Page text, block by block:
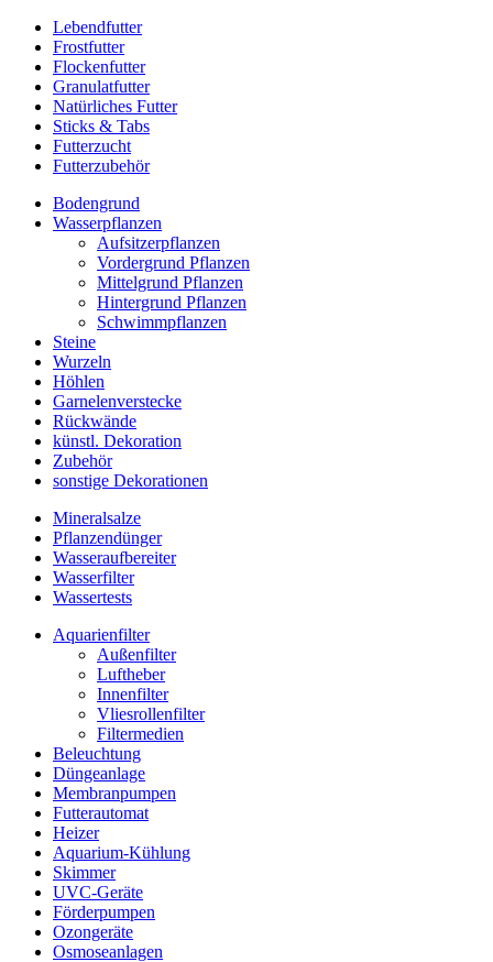
Lebendfutter
Frostfutter
Flockenfutter
Granulatfutter
Natürliches Futter
Sticks & Tabs
Futterzucht
Futterzubehör
Bodengrund
Wasserpflanzen
Aufsitzerpflanzen
Vordergrund Pflanzen
Mittelgrund Pflanzen
Hintergrund Pflanzen
Schwimmpflanzen
Steine
Wurzeln
Höhlen
Garnelenverstecke
Rückwände
künstl. Dekoration
Zubehör
sonstige Dekorationen
Mineralsalze
Pflanzendünger
Wasseraufbereiter
Wasserfilter
Wassertests
Aquarienfilter
Außenfilter
Luftheber
Innenfilter
Vliesrollenfilter
Filtermedien
Beleuchtung
Düngeanlage
Membranpumpen
Futterautomat
Heizer
Aquarium-Kühlung
Skimmer
UVC-Geräte
Förderpumpen
Ozongeräte
Osmoseanlagen